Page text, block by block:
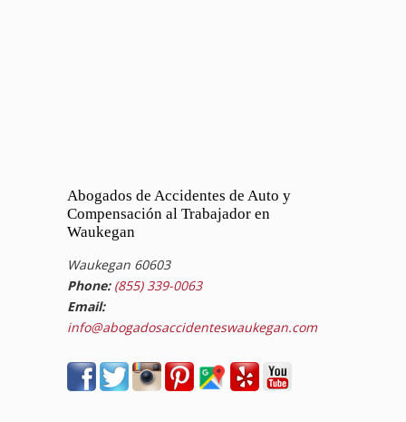
Abogados de Accidentes de Auto y
Compensación al Trabajador en
Waukegan
Waukegan 60603
Phone: (855) 339-0063
Email:
info@abogadosaccidenteswaukegan.com